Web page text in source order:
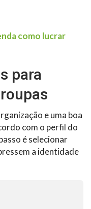
como lucrar
para
e uma boa
com o perfil do
é selecionar
a identidade